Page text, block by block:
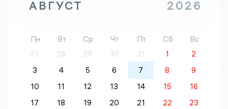
АВГУСТ 2026
Пн Вт Ср Чт Пт Сб
Вс
27
28 29 30 31 1
2
3
4 5 6 7 8
9
10
11 12 13 14 15
16
17
18 19 20 21 22
23